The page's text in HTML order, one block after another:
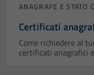
ANAGRAFE E STATO
Certificati
Come richiedere al
certificati anagrafici